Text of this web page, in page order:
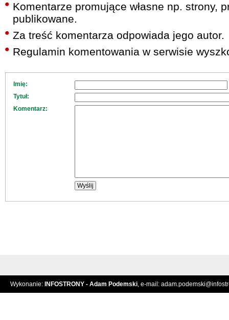
Komentarze promujące własne np. strony,
publikowane.
Za treść komentarza odpowiada jego autor.
Regulamin komentowania w serwisie
Imię:
Tytuł:
Komentarz:
Wykonanie: INFOSTRONY - Adam Podemski, e-mail: